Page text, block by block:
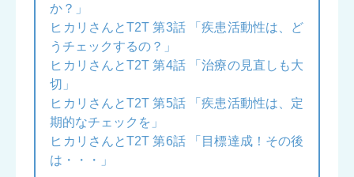
か？」
ヒカリさんとT2T 第3話 「疾患活動性は、ど
うチェックするの？」
ヒカリさんとT2T 第4話 「治療の見直しも大
切」
ヒカリさんとT2T 第5話 「疾患活動性は、定
期的なチェックを」
ヒカリさんとT2T 第6話 「目標達成！その後
は・・・」